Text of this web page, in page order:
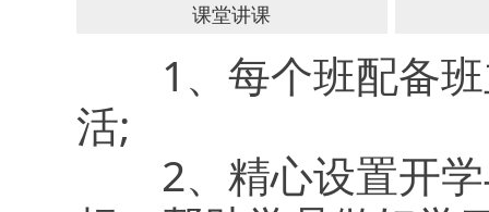
课堂讲课
1、每个班配备班
活;
2、精心设置开学